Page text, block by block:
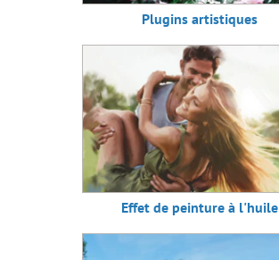
Plugins artistiques
Effet de peinture à l'huile